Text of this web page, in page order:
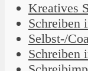
Kreatives
Schreiben
Selbst-/
Schreiben